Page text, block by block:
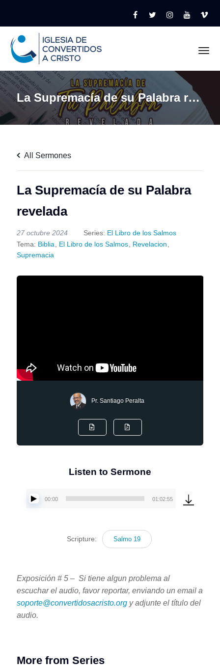
La Supremacía de su Palabra revelada
All Sermones
La Supremacía de su Palabra
revelada
27 octubre 2024 Series: El Libro de los Salmos
Tema: Biblia El Libro de los Salmos Revelacion
Supremacia
Pr. Santiago Peralta
Listen to Sermone
Reproductor
audio
00:00 01:02:55
Scripture: Salmo 19
Exposición # 5 – Si tiene algun problema al
escuchar el audio, favor reportar, enviando un email a
soporte@convertidosacristo.orgy adjunte el título del
audio.
More from Series